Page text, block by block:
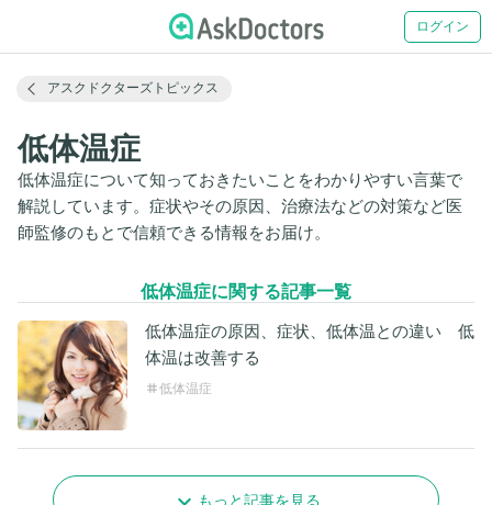
ログイン
アスクドクターズトピックス
低体温症
低体温症について知っておきたいことをわかりやすい言葉で
解説しています。症状やその原因、治療法などの対策など医
師監修のもとで信頼できる情報をお届け。
低体温症に関する記事一覧
低体温症の原因、症状、低体温との違い 低
体温は改善する
低体温症
もっと記事を見る